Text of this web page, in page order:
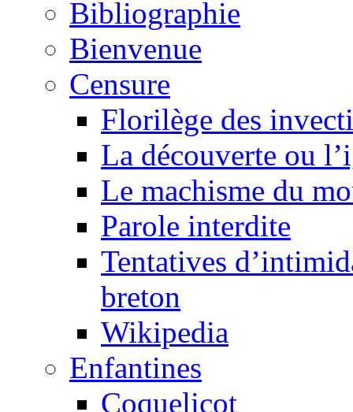
Bibliographie
Bienvenue
Censure
Florilège des
La découverte ou
Le machisme du
Parole interdite
Tentatives
breton
Wikipedia
Enfantines
Coquelicot